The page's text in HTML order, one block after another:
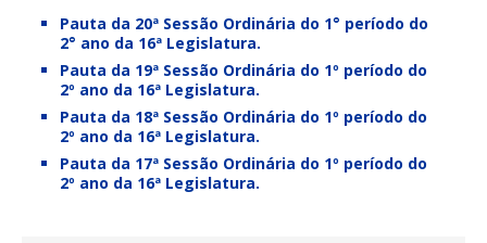
Pauta da 20ª Sessão Ordinária do 1° período do
2° ano da 16ª Legislatura.
Pauta da 19ª Sessão Ordinária do 1º período do
2º ano da 16ª Legislatura.
Pauta da 18ª Sessão Ordinária do 1º período do
2º ano da 16ª Legislatura.
Pauta da 17ª Sessão Ordinária do 1º período do
2º ano da 16ª Legislatura.